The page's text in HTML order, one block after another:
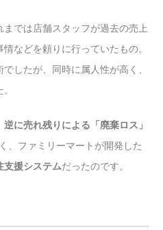
では店舗スタッフが過去の売上
などを頼りに行っていたもの。
したが、同時に属人性が高く、
に売れ残りによる「廃棄ロス」
、ファミリーマートが開発した
支援システムだったのです。